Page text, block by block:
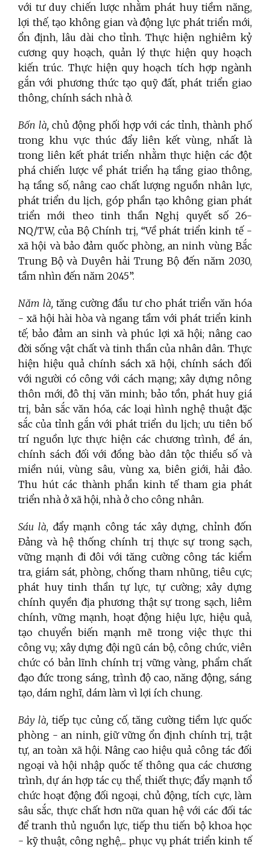
với tư duy chiến lược nhằm phát huy tiềm năng,
lợi thế, tạo không gian và động lực phát triển mới,
ổn định, lâu dài cho tỉnh. Thực hiện nghiêm kỷ
cương quy hoạch, quản lý thực hiện quy hoạch
kiến trúc. Thực hiện quy hoạch tích hợp ngành
gắn với phương thức tạo quỹ đất, phát triển giao
thông, chính sách nhà ở.
Bốn là,chủ động phối hợp với các tỉnh, thành phố
trong khu vực thúc đẩy liên kết vùng, nhất là
trong liên kết phát triển nhằm thực hiện các đột
phá chiến lược về phát triển hạ tầng giao thông,
hạ tầng số, nâng cao chất lượng nguồn nhân lực,
phát triển du lịch, góp phần tạo không gian phát
triển mới theo tinh thần Nghị quyết số 26-
NQ/TW, của Bộ Chính trị, “Về phát triển kinh tế -
xã hội và bảo đảm quốc phòng, an ninh vùng Bắc
Trung Bộ và Duyên hải Trung Bộ đến năm 2030,
tầm nhìn đến năm 2045”.
Năm là, tăng cường đầu tư cho phát triển văn hóa
- xã hội hài hòa và ngang tầm với phát triển kinh
tế; bảo đảm an sinh và phúc lợi xã hội; nâng cao
đời sống vật chất và tinh thần của nhân dân. Thực
hiện hiệu quả chính sách xã hội, chính sách đối
với người có công với cách mạng; xây dựng nông
thôn mới, đô thị văn minh; bảo tồn, phát huy giá
trị, bản sắc văn hóa, các loại hình nghệ thuật đặc
sắc của tỉnh gắn với phát triển du lịch; ưu tiên bố
trí nguồn lực thực hiện các chương trình, đề án,
chính sách đối với đồng bào dân tộc thiểu số và
miền núi, vùng sâu, vùng xa, biên giới, hải đảo.
Thu hút các thành phần kinh tế tham gia phát
triển nhà ở xã hội, nhà ở cho công nhân.
Sáu là, đẩy mạnh công tác xây dựng, chỉnh đốn
Đảng và hệ thống chính trị thực sự trong sạch,
vững mạnh đi đôi với tăng cường công tác kiểm
tra, giám sát, phòng, chống tham nhũng, tiêu cực;
phát huy tinh thần tự lực, tự cường; xây dựng
chính quyền địa phương thật sự trong sạch, liêm
chính, vững mạnh, hoạt động hiệu lực, hiệu quả,
tạo chuyển biến mạnh mẽ trong việc thực thi
công vụ; xây dựng đội ngũ cán bộ, công chức, viên
chức có bản lĩnh chính trị vững vàng, phẩm chất
đạo đức trong sáng, trình độ cao, năng động, sáng
tạo, dám nghĩ, dám làm vì lợi ích chung.
Bảy là, tiếp tục củng cố, tăng cường tiềm lực quốc
phòng - an ninh, giữ vững ổn định chính trị, trật
tự, an toàn xã hội. Nâng cao hiệu quả công tác đối
ngoại và hội nhập quốc tế thông qua các chương
trình, dự án hợp tác cụ thể, thiết thực; đẩy mạnh tổ
chức hoạt động đối ngoại, chủ động, tích cực, làm
sâu sắc, thực chất hơn nữa quan hệ với các đối tác
để tranh thủ nguồn lực, tiếp thu tiến bộ khoa học
- kỹ thuật, công nghệ,... phục vụ phát triển kinh tế